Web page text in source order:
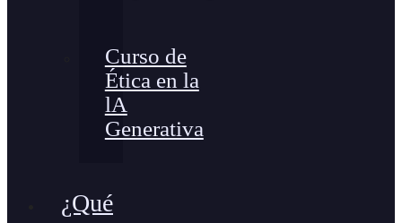
Curso de
Ética en la
lA
Generativa
¿Qué